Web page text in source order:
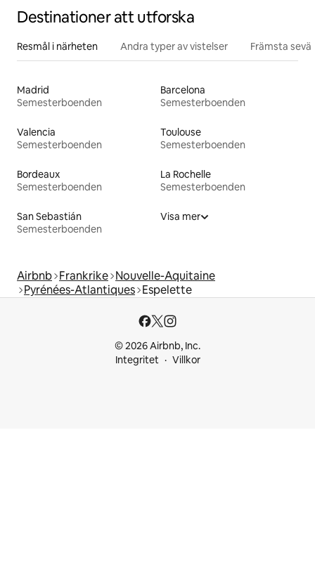
Destinationer att utforska
Resmål i närheten Andra typer av vistelser Främsta
Madrid
Semesterboenden
Barcelona
Semesterboenden
Valencia
Semesterboenden
Toulouse
Semesterboenden
Bordeaux
Semesterboenden
La Rochelle
Semesterboenden
San Sebastián
Semesterboenden
Visa mer
Airbnb Frankrike Nouvelle-Aquitaine
Pyrénées-Atlantiques Espelette
© 2026 Airbnb, Inc.
Integritet
Villkor